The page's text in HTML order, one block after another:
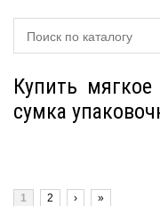
Купить
сумка
1 2 › »